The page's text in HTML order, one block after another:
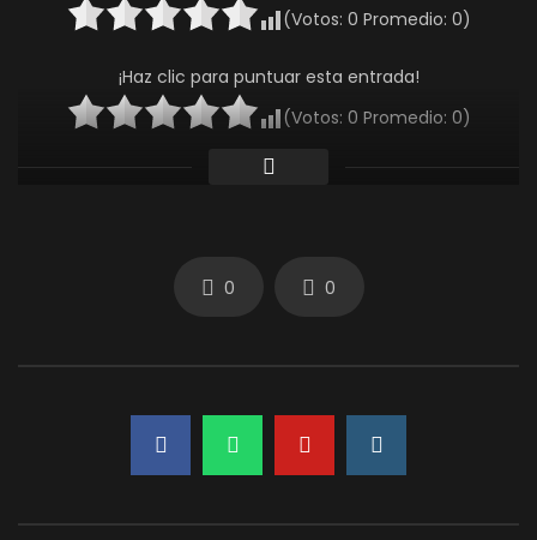
(Votos: 0 Promedio: 0)
¡Haz clic para puntuar esta entrada!
(Votos: 0 Promedio: 0)
0 0